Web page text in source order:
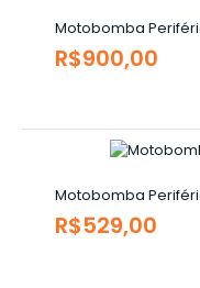
Motobomba
R$900,00
Motobomba
R$529,00